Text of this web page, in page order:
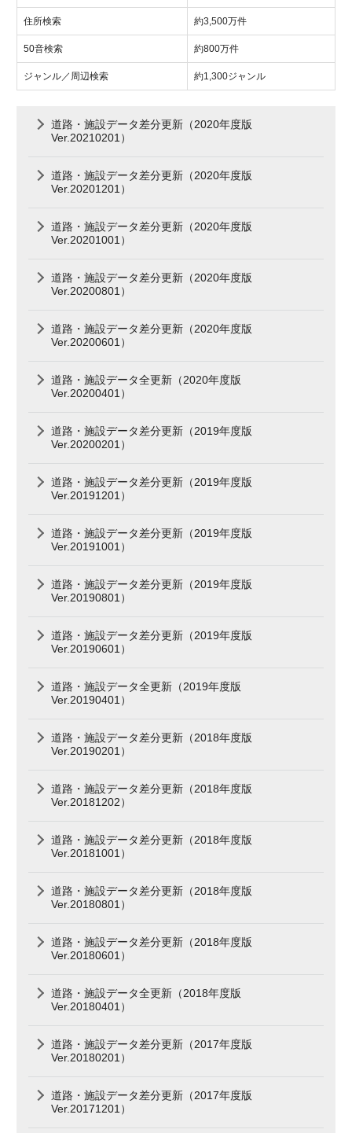
住所検索 約3,500万件
50音検索 約800万件
ジャンル／周辺検索 約1,300ジャンル
道路・施設データ差分更新（2020年度版
Ver.20210201）
道路・施設データ差分更新（2020年度版
Ver.20201201）
道路・施設データ差分更新（2020年度版
Ver.20201001）
道路・施設データ差分更新（2020年度版
Ver.20200801）
道路・施設データ差分更新（2020年度版
Ver.20200601）
道路・施設データ全更新（2020年度版
Ver.20200401）
道路・施設データ差分更新（2019年度版
Ver.20200201）
道路・施設データ差分更新（2019年度版
Ver.20191201）
道路・施設データ差分更新（2019年度版
Ver.20191001）
道路・施設データ差分更新（2019年度版
Ver.20190801）
道路・施設データ差分更新（2019年度版
Ver.20190601）
道路・施設データ全更新（2019年度版
Ver.20190401）
道路・施設データ差分更新（2018年度版
Ver.20190201）
道路・施設データ差分更新（2018年度版
Ver.20181202）
道路・施設データ差分更新（2018年度版
Ver.20181001）
道路・施設データ差分更新（2018年度版
Ver.20180801）
道路・施設データ差分更新（2018年度版
Ver.20180601）
道路・施設データ全更新（2018年度版
Ver.20180401）
道路・施設データ差分更新（2017年度版
Ver.20180201）
道路・施設データ差分更新（2017年度版
Ver.20171201）